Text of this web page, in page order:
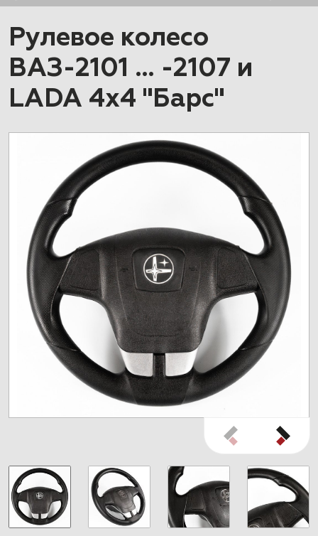
Рулевое колесо
ВАЗ-2101 … -2107 и
LADA 4x4 "Барс"